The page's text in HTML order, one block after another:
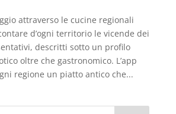
attraverso le cucine regionali
d’ogni territorio le vicende dei
descritti sotto un profilo
oltre che gastronomico. L’app
regione un piatto antico che...